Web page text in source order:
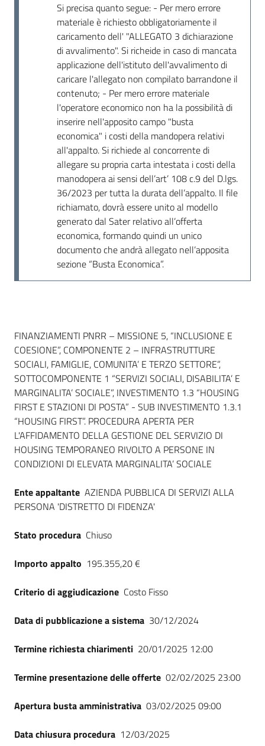
Si precisa quanto segue: - Per mero errore
materiale è richiesto obbligatoriamente il
caricamento dell' "ALLEGATO 3 dichiarazione
di avvalimento". Si richeide in caso di mancata
applicazione dell'istituto dell'avvalimento di
caricare l'allegato non compilato barrandone il
contenuto; - Per mero errore materiale
l'operatore economico non ha la possibilità di
inserire nell'apposito campo "busta
economica" i costi della mandopera relativi
all'appalto. Si richiede al concorrente di
allegare su propria carta intestata i costi della
manodopera ai sensi dell’art’ 108 c.9 del D.lgs.
36/2023 per tutta la durata dell’appalto. Il file
richiamato, dovrà essere unito al modello
generato dal Sater relativo all’offerta
economica, formando quindi un unico
documento che andrà allegato nell’apposita
sezione “Busta Economica”.
Dati del bando
FINANZIAMENTI PNRR – MISSIONE 5, “INCLUSIONE E
COESIONE”, COMPONENTE 2 – INFRASTRUTTURE
SOCIALI, FAMIGLIE, COMUNITA’ E TERZO SETTORE”,
SOTTOCOMPONENTE 1 “SERVIZI SOCIALI, DISABILITA’ E
MARGINALITA’ SOCIALE”, INVESTIMENTO 1.3 “HOUSING
FIRST E STAZIONI DI POSTA” - SUB INVESTIMENTO 1.3.1
“HOUSING FIRST”. PROCEDURA APERTA PER
L'AFFIDAMENTO DELLA GESTIONE DEL SERVIZIO DI
HOUSING TEMPORANEO RIVOLTO A PERSONE IN
CONDIZIONI DI ELEVATA MARGINALITA’ SOCIALE
Ente appaltante AZIENDA PUBBLICA DI SERVIZI ALLA
PERSONA 'DISTRETTO DI FIDENZA'
Stato procedura Chiuso
Importo appalto 195.355,20 €
Criterio di aggiudicazione Costo Fisso
Data di pubblicazione a sistema 30/12/2024
Termine richiesta chiarimenti 20/01/2025 12:00
Termine presentazione delle offerte 02/02/2025 23:00
Apertura busta amministrativa 03/02/2025 09:00
Data chiusura procedura 12/03/2025